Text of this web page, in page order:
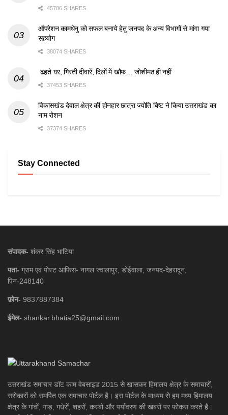
45786 SHARES
ऑपरेशन कामधेनु को सफल बनाये हेतु जनपद के अन्य विभागों से मांगा गया
सहयोग
38074 SHARES
ढहते घर, गिरती दीवारें, दिलों में खौफ… जोशीमठ ही नहीं
37453 SHARES
विकासखंड देवाल क्षेत्र की होनहार छात्रा ज्योति बिष्ट ने किया उत्तराखंड का
नाम रोशन
37374 SHARES
Stay Connected
संपादक- शंकर सिंह भाटिया
पता- ग्राम एवं पोस्ट आफिस- नागल ज्वालापुर, डोईवाला, जनपद-देहरादून,
पिन-248140
फ़ोन- 9837887384
ईमेल- shankar.bhatia25@gmail.com
उत्तराखंड समाचार डाॅट काम वेबसाइड 2015 से खासकर हिमालय क्षेत्र के समाचारों,
सरोकारों को समर्पित एक समाचार पोर्टल है। इस पोर्टल के माध्यम से हम मध्य हिमालय
क्षेत्र के गांवों, गाड़, गधेरों, शहरों, कस्बों और पर्यावरण की खबरों पर फोकस करते हैं।